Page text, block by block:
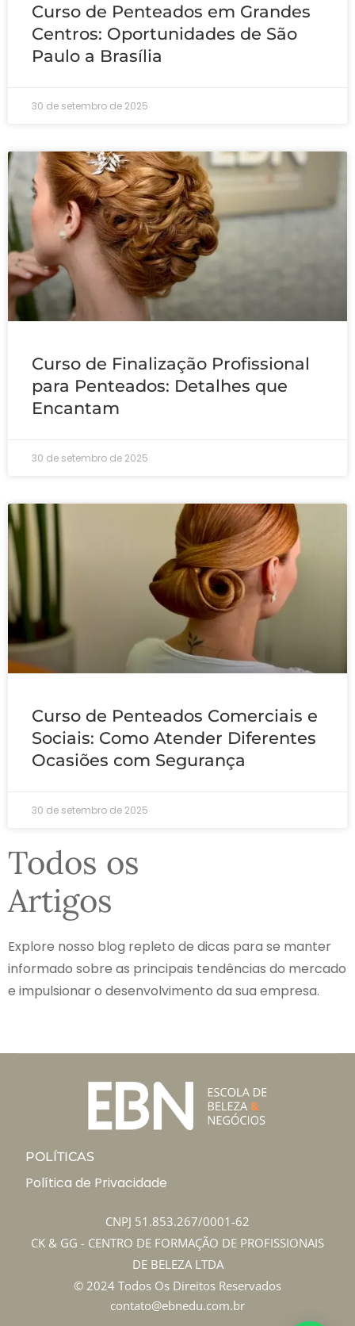
Curso de Penteados em Grandes
Centros: Oportunidades de São
Paulo a Brasília
30 de setembro de 2025
Curso de Finalização Profissional
para Penteados: Detalhes que
Encantam
30 de setembro de 2025
Curso de Penteados Comerciais e
Sociais: Como Atender Diferentes
Ocasiões com Segurança
30 de setembro de 2025
Todos os
Artigos
Explore nosso blog repleto de dicas para se manter
informado sobre as principais tendências do mercado
e impulsionar o desenvolvimento da sua empresa.
POLÍTICAS
Política de Privacidade
CNPJ 51.853.267/0001-62
CK & GG - CENTRO DE FORMAÇÃO DE PROFISSIONAIS
DE BELEZA LTDA
© 2024 Todos Os Direitos Reservados
contato@ebnedu.com.br